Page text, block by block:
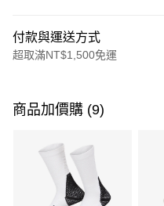
付款與運送方式
超取滿NT$1,500免運
信用卡一次付款
3 期 0 利率 每期
合作金庫商業銀行
華南商業銀行
商品加價購 (9)